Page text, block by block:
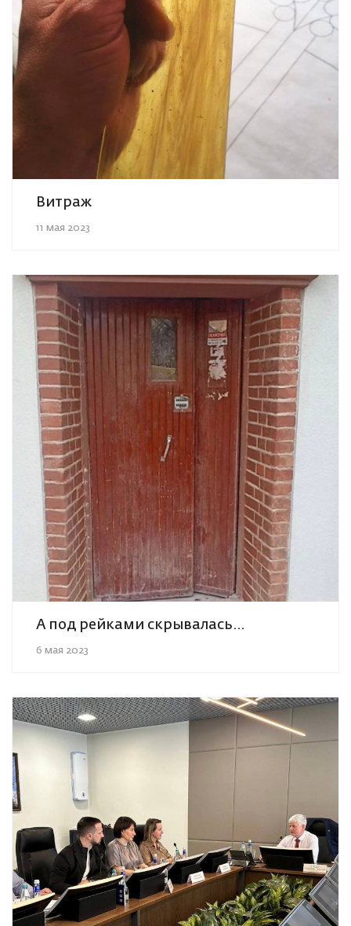
Витраж
11 мая 2023
А под рейками скрывалась…
6 мая 2023